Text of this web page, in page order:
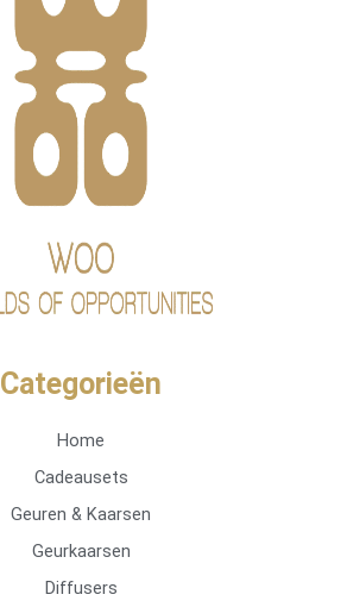
Categorieën
Home
Cadeausets
Geuren & Kaarsen
Geurkaarsen
Diffusers